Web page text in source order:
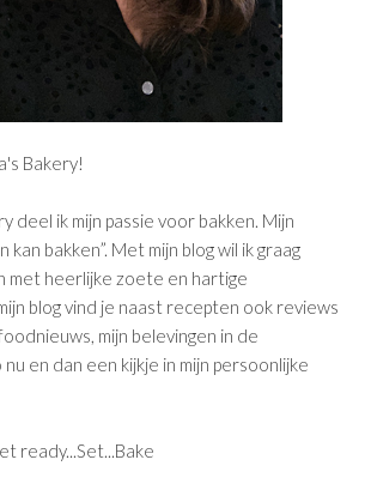
Bakery!
deel ik mijn passie voor bakken. Mijn
bakken”. Met mijn blog wil ik graag
met heerlijke zoete en hartige
blog vind je naast recepten ook reviews
mijn belevingen in de
en dan een kijkje in mijn persoonlijke
ready...Set...Bake